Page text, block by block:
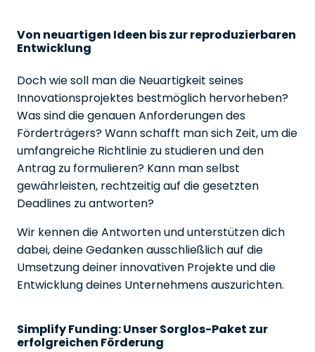
Von neuartigen Ideen bis zur reproduzierbaren
Entwicklung
Doch wie soll man die Neuartigkeit seines
Innovationsprojektes bestmöglich hervorheben?
Was sind die genauen Anforderungen des
Förderträgers? Wann schafft man sich Zeit, um die
umfangreiche Richtlinie zu studieren und den
Antrag zu formulieren? Kann man selbst
gewährleisten, rechtzeitig auf die gesetzten
Deadlines zu antworten?
Wir kennen die Antworten und unterstützen dich
dabei, deine Gedanken ausschließlich auf die
Umsetzung deiner innovativen Projekte und die
Entwicklung deines Unternehmens auszurichten.
Simplify Funding: Unser Sorglos-Paket zur
erfolgreichen Förderung